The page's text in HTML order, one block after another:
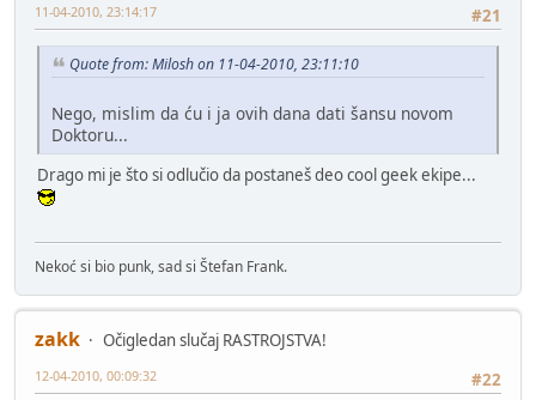
#21
11-04-2010, 23:14:17
Quote from: Milosh on 11-04-2010, 23:11:10
Nego, mislim da ću i ja ovih dana dati šansu novom
Doktoru...
Drago mi je što si odlučio da postaneš deo cool geek ekipe...
Nekoć si bio punk, sad si Štefan Frank.
zakk
Očigledan slučaj RASTROJSTVA!
#22
12-04-2010, 00:09:32